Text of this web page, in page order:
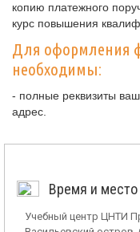
копию платежного
курс повышения
Для оформления
необходимы:
- полные реквизиты
адрес.
Время и место
Учебный центр ЦНТИ